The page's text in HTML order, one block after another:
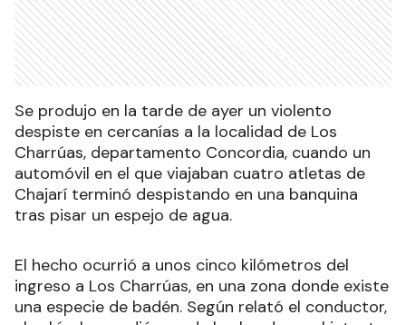
Se produjo en la tarde de ayer un violento
despiste en cercanías a la localidad de Los
Charrúas, departamento Concordia, cuando un
automóvil en el que viajaban cuatro atletas de
Chajarí terminó despistando en una banquina
tras pisar un espejo de agua.
El hecho ocurrió a unos cinco kilómetros del
ingreso a Los Charrúas, en una zona donde existe
una especie de badén. Según relató el conductor,